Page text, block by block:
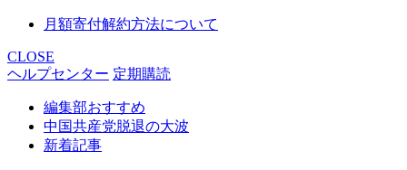
月額寄付解約方法について
CLOSE
ヘルプセンター 定期購読
編集部おすすめ
中国共産党脱退の大波
新着記事